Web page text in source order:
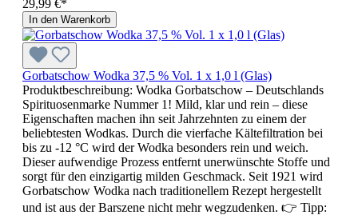
29,99 €*
In den Warenkorb
Gorbatschow Wodka 37,5 % Vol. 1 x 1,0 l (Glas)
Produktbeschreibung: Wodka Gorbatschow – Deutschlands
Spirituosenmarke Nummer 1! Mild, klar und rein – diese
Eigenschaften machen ihn seit Jahrzehnten zu einem der
beliebtesten Wodkas. Durch die vierfache Kältefiltration bei
bis zu -12 °C wird der Wodka besonders rein und weich.
Dieser aufwendige Prozess entfernt unerwünschte Stoffe und
sorgt für den einzigartig milden Geschmack. Seit 1921 wird
Gorbatschow Wodka nach traditionellem Rezept hergestellt
und ist aus der Barszene nicht mehr wegzudenken. 👉 Tipp: